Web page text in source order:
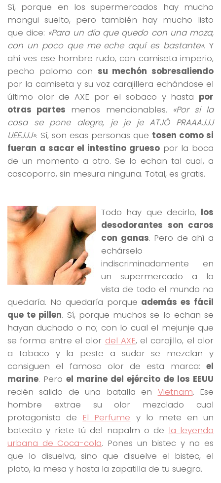
Sí, porque en los supermercados hay mucho
mangui suelto, pero también hay mucho listo
que dice: «Para un día que quedo con una moza,
con un poco que me eche aquí es bastante». Y
ahí ves ese hombre rudo, con camiseta imperio,
pecho palomo con su mechón sobresaliendo
por la camiseta y su voz carajillera echándose el
último olor de AXE por el sobaco y hasta por
otras partes menos mencionables. «Por si la
cosa se pone alegre, je je je ATJÓ PRAAAJJJ
UEEJJJ». Sí, son esas personas que tosen como si
fueran a sacar el intestino gruesopor la boca
de un momento a otro. Se lo echan tal cual, a
cascoporro, sin mesura ninguna. Total, es gratis.
Todo hay que decirlo, los
desodorantes son caros
con ganas. Pero de ahí a
echárselo
indiscriminadamente en
un supermercado a la
vista de todo el mundo no
quedaría. No quedaría porque además es fácil
que te pillen. Sí, porque muchos se lo echan se
hayan duchado o no; con lo cual el mejunje que
se forma entre el olor del AXE, el carajillo, el olor
a tabaco y la peste a sudor se mezclan y
consiguen el famoso olor de esta marca: el
marine. Pero el marine del ejército de los EEUU
recién salido de una batalla en Vietnam. Ese
hombre extrae su olor mezclado cual
protagonista de El Perfume y lo mete en un
botecito y ríete tú del napalm o de la leyenda
urbana de Coca-cola. Pones un bistec y no es
que lo disuelva, sino que disuelve el bistec, el
plato, la mesa y hasta la zapatilla de tu suegra.